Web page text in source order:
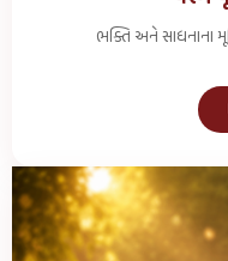
ભક્તિ અને સાધનાના